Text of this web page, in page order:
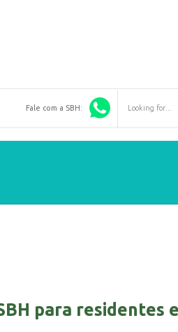
Fale com a SBH:
para residentes e